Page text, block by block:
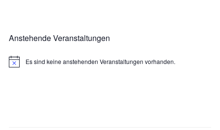
Anstehende Veranstaltungen
HinweisEs sind keine anstehenden Veranstaltungen vorhanden.